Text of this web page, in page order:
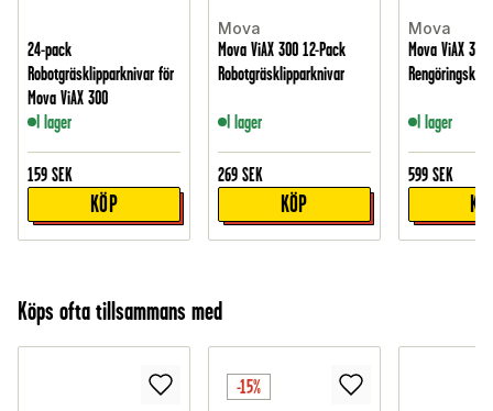
24-pack
Robotgräsklipparknivar för
Mova ViAX 300
I lager
159 SEK
KÖP
Mova
Mova ViAX 300 12-Pack
Robotgräsklipparknivar
I lager
269 SEK
KÖP
Mova
Mova ViAX 300
Rengöringskit
I lager
599 SEK
Köps ofta tillsammans med
-15%